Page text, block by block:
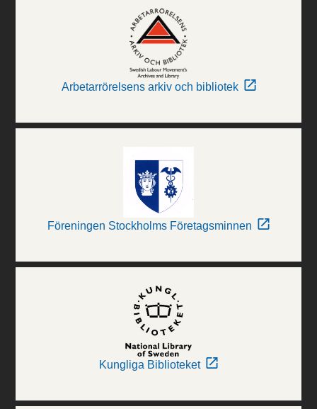
Arbetarrörelsens arkiv och bibliotek
Föreningen Stockholms Företagsminnen
Kungliga Biblioteket